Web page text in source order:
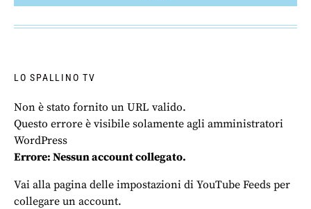
LO SPALLINO TV
Non è stato fornito un URL valido.
Questo errore è visibile solamente agli amministratori
WordPress
Errore: Nessun account collegato.
Vai alla pagina delle impostazioni di YouTube Feeds per
collegare un account.